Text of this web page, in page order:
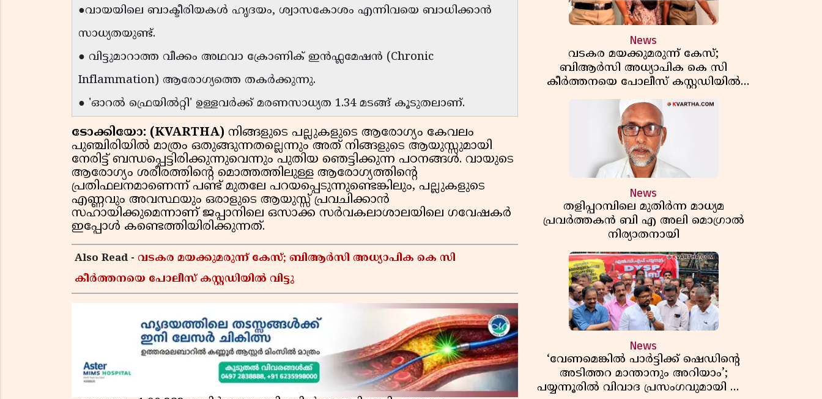
●വായയിലെ ബാക്ടീരിയകൾ ഹൃദയം, ശ്വാസകോശം എന്നിവയെ ബാധിക്കാൻ
സാധ്യതയുണ്ട്.
● വിട്ടുമാറാത്ത വീക്കം അഥവാ ക്രോണിക് ഇൻഫ്ലമേഷൻ (Chronic
Inflammation) ആരോഗ്യത്തെ തകർക്കുന്നു.
● 'ഓറൽ ഫ്രെയിൽറ്റി' ഉള്ളവർക്ക് മരണസാധ്യത 1.34 മടങ്ങ് കൂടുതലാണ്.
ടോക്കിയോ: (KVARTHA) നിങ്ങളുടെ പല്ലുകളുടെ ആരോഗ്യം കേവലം
പുഞ്ചിരിയിൽ മാത്രം ഒതുങ്ങുന്നതല്ലെന്നും അത് നിങ്ങളുടെ ആയുസ്സുമായി
നേരിട്ട് ബന്ധപ്പെട്ടിരിക്കുന്നുവെന്നും പുതിയ ഞെട്ടിക്കുന്ന പഠനങ്ങൾ. വായുടെ
ആരോഗ്യം ശരീരത്തിന്റെ മൊത്തത്തിലുള്ള ആരോഗ്യത്തിന്റെ
പ്രതിഫലനമാണെന്ന് പണ്ട് മുതലേ പറയപ്പെടുന്നുണ്ടെങ്കിലും, പല്ലുകളുടെ
എണ്ണവും അവസ്ഥയും ഒരാളുടെ ആയുസ്സ് പ്രവചിക്കാൻ
സഹായിക്കുമെന്നാണ് ജപ്പാനിലെ ഒസാക്ക സർവകലാശാലയിലെ ഗവേഷകർ
ഇപ്പോൾ കണ്ടെത്തിയിരിക്കുന്നത്.
Also Read - വടകര മയക്കുമരുന്ന് കേസ്; ബിആർസി അധ്യാപിക കെ സി
കീർത്തനയെ പോലീസ് കസ്റ്റഡിയിൽ വിട്ടു
News
വടകര മയക്കുമരുന്ന് കേസ്;
ബിആർസി അധ്യാപിക കെ സി
കീർത്തനയെ പോലീസ് കസ്റ്റഡിയിൽ
News
തളിപ്പറമ്പിലെ മുതിർന്ന മാധ്യമ
പ്രവർത്തകൻ ബി എ അലി മൊഗ്രാൽ
നിര്യാതനായി
News
‘വേണമെങ്കിൽ പാർട്ടിക്ക് ഷെഡിൻ്റെ
അടിത്തറ മാന്താനും അറിയാം’;
പയ്യന്നൂരിൽ വിവാദ പ്രസംഗവുമായി കെ